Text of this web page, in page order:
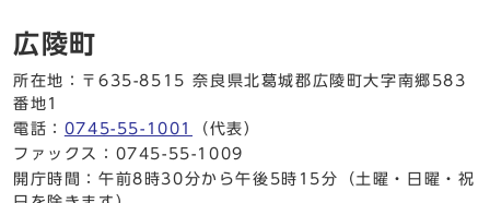
広陵町
所在地：〒635-8515 奈良県北葛城郡広陵町大字南郷583
番地1
電話： 0745-55-1001
（代表）
ファックス：0745-55-1009
開庁時間：午前8時30分から午後5時15分（土曜・日曜・祝